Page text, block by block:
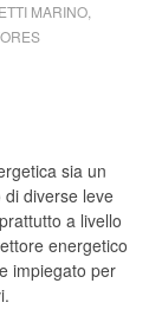
MARINO,
sia un
di diverse leve
a livello
energetico
impiegato per